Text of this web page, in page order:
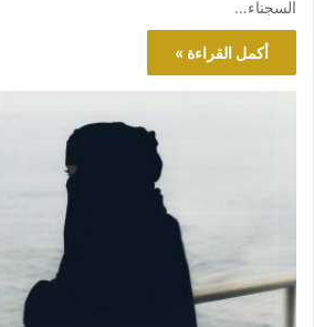
السجناء…
أكمل القراءة »